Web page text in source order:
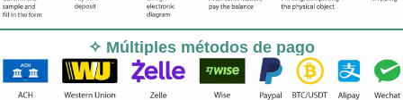
✧ Múltiples métodos de pago